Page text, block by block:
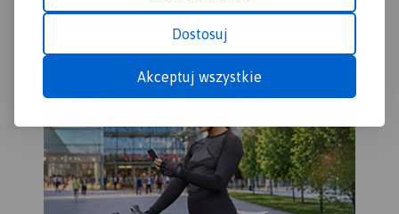
Dostosuj
Akceptuj wszystkie